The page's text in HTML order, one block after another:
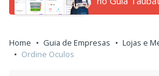
Home Guia de Empresas Lojas e
Ordine Oculos